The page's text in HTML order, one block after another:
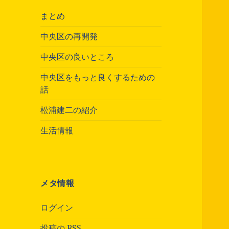
まとめ
中央区の再開発
中央区の良いところ
中央区をもっと良くするための
話
松浦建二の紹介
生活情報
メタ情報
ログイン